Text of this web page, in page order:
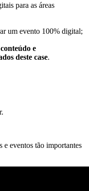
para as áreas
um evento 100% digital;
e
deste case.
e eventos tão importantes